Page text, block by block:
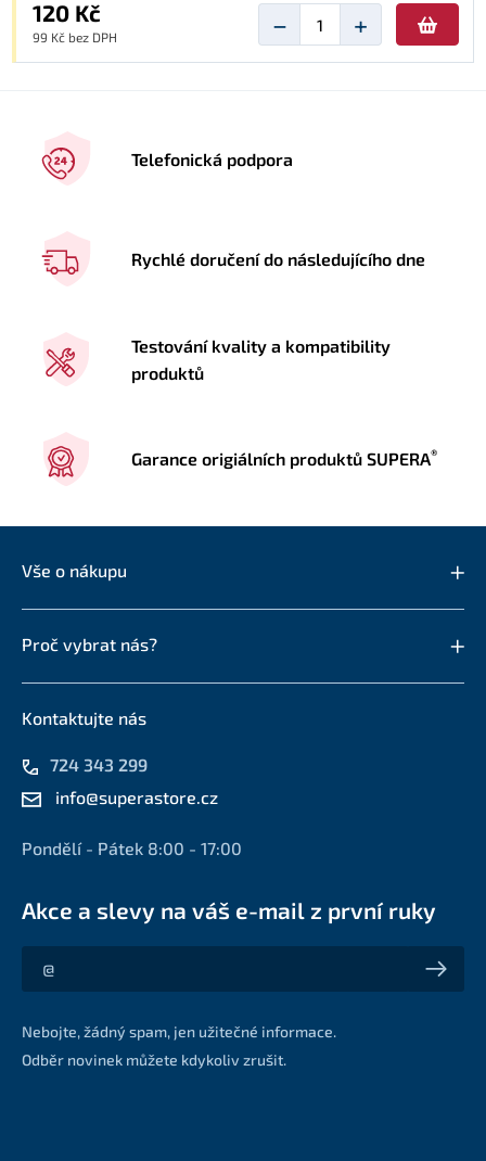
120 Kč
99 Kč bez DPH − +
Telefonická podpora
Rychlé doručení do následujícího dne
Testování kvality a kompatibility
produktů
Garance origiálních produktů SUPERA®
Vše o nákupu
Proč vybrat nás?
Kontaktujte nás
724 343 299
info@superastore.cz
Pondělí - Pátek 8:00 - 17:00
Akce a slevy na váš e-mail z první ruky
Akce a slevy na váš e-mail z první ruky
Nebojte, žádný spam, jen užitečné informace.
Odběr novinek můžete kdykoliv zrušit.